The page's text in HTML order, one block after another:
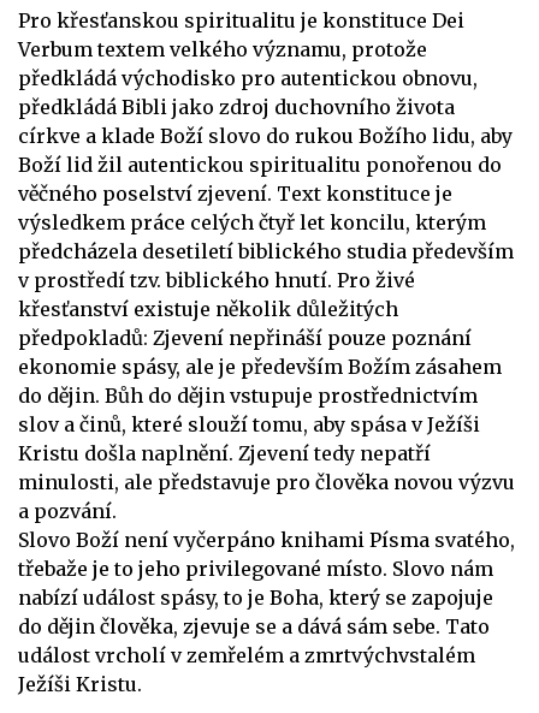
Pro křesťanskou spiritualitu je konstituce Dei
Verbum textem velkého významu, protože
předkládá východisko pro autentickou obnovu,
předkládá Bibli jako zdroj duchovního života
církve a klade Boží slovo do rukou Božího lidu, aby
Boží lid žil autentickou spiritualitu ponořenou do
věčného poselství zjevení. Text konstituce je
výsledkem práce celých čtyř let koncilu, kterým
předcházela desetiletí biblického studia především
v prostředí tzv. biblického hnutí. Pro živé
křesťanství existuje několik důležitých
předpokladů: Zjevení nepřináší pouze poznání
ekonomie spásy, ale je především Božím zásahem
do dějin. Bůh do dějin vstupuje prostřednictvím
slov a činů, které slouží tomu, aby spása v Ježíši
Kristu došla naplnění. Zjevení tedy nepatří
minulosti, ale představuje pro člověka novou výzvu
a pozvání.
Slovo Boží není vyčerpáno knihami Písma svatého,
třebaže je to jeho privilegované místo. Slovo nám
nabízí událost spásy, to je Boha, který se zapojuje
do dějin člověka, zjevuje se a dává sám sebe. Tato
událost vrcholí v zemřelém a zmrtvýchvstalém
Ježíši Kristu.